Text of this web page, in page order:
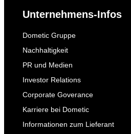
Unternehmens-Infos
Dometic Gruppe
Nachhaltigkeit
PR und Medien
Investor Relations
Corporate Goverance
Karriere bei Dometic
Informationen zum Lieferant